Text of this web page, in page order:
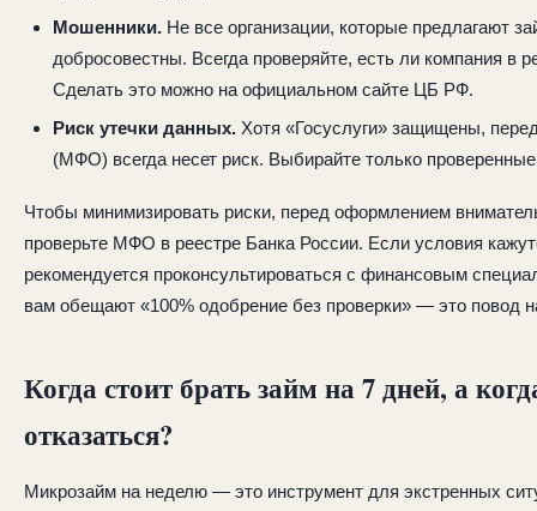
Мошенники. Не все организации, которые предлагают
добросовестны. Всегда проверяйте, есть ли компания в
Сделать это можно на официальном сайте ЦБ РФ.
Риск утечки данных. Хотя «Госуслуги» защищены,
(МФО) всегда несет риск. Выбирайте только проверенные
Чтобы минимизировать риски, перед оформлением
проверьте МФО в реестре Банка России. Если условия
рекомендуется проконсультироваться с финансовым
вам обещают «100% одобрение без проверки» — это повод
Когда стоит брать займ на 7 дней, а
отказаться?
Микрозайм на неделю — это инструмент для экстренных